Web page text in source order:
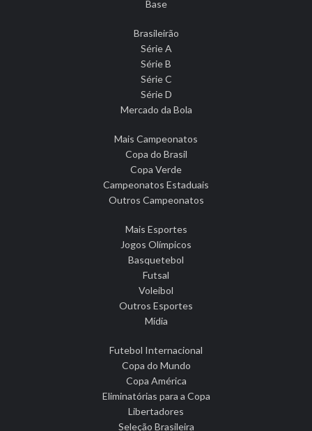
Base
Brasileirão
Série A
Série B
Série C
Série D
Mercado da Bola
Mais Campeonatos
Copa do Brasil
Copa Verde
Campeonatos Estaduais
Outros Campeonatos
Mais Esportes
Jogos Olímpicos
Basquetebol
Futsal
Voleibol
Outros Esportes
Mídia
Futebol Internacional
Copa do Mundo
Copa América
Eliminatórias para a Copa
Libertadores
Seleção Brasileira